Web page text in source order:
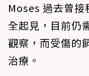
Moses 過去曾
全起見，目前仍
觀察，而受傷的
治療。